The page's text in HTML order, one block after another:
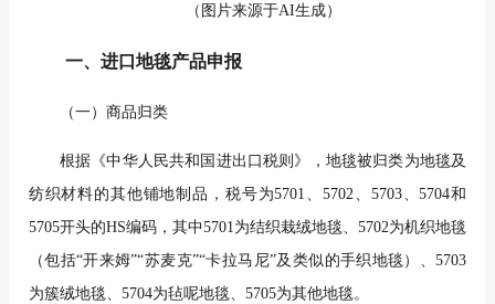
（图片来源于AI生成）
一、进口地毯产品申报
（一）商品归类
根据《中华人民共和国进出口税则》，地毯被归类为地毯及
纺织材料的其他铺地制品，税号为5701、5702、5703、5704和
5705开头的HS编码，其中5701为结织栽绒地毯、5702为机织地毯
（包括“开来姆”“苏麦克”“卡拉马尼”及类似的手织地毯）、5703
为簇绒地毯、5704为毡呢地毯、5705为其他地毯。